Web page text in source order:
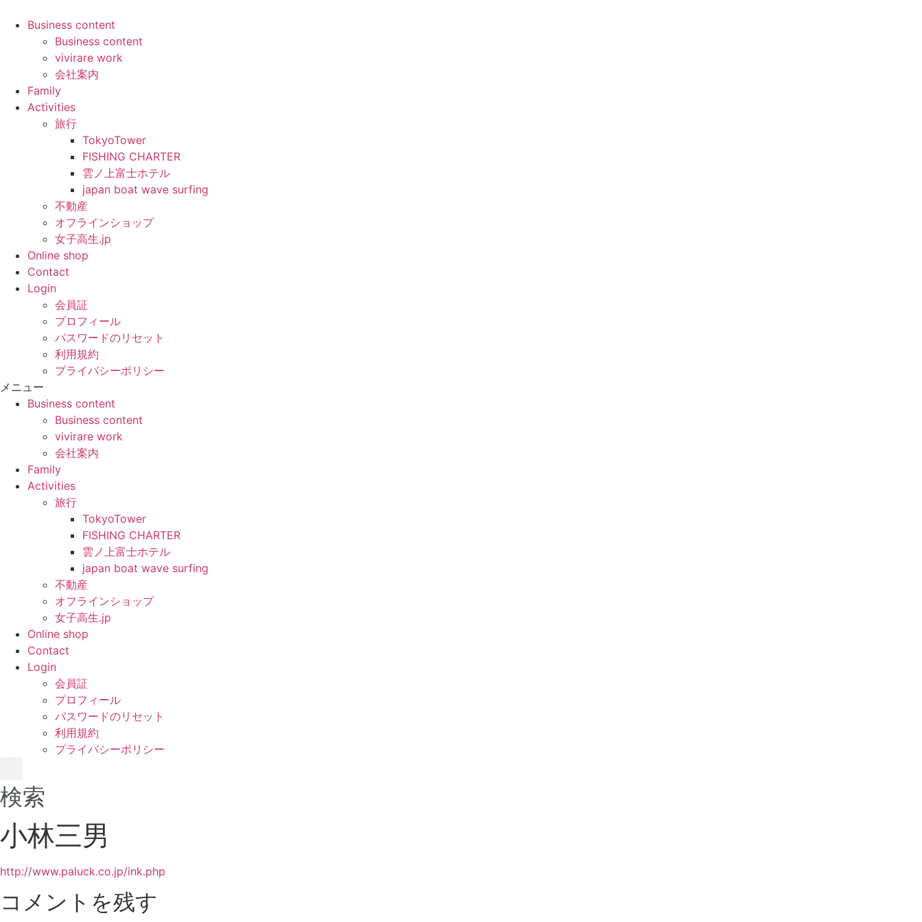
Business content
Business content
vivirare work
会社案内
Family
Activities
旅行
TokyoTower
FISHING CHARTER
雲ノ上富士ホテル
japan boat wave surfing
不動産
オフラインショップ
女子高生.jp
Online shop
Contact
Login
会員証
プロフィール
パスワードのリセット
利用規約
プライバシーポリシー
メニュー
Business content
Business content
vivirare work
会社案内
Family
Activities
旅行
TokyoTower
FISHING CHARTER
雲ノ上富士ホテル
japan boat wave surfing
不動産
オフラインショップ
女子高生.jp
Online shop
Contact
Login
会員証
プロフィール
パスワードのリセット
利用規約
プライバシーポリシー
検索
小林三男
http://www.paluck.co.jp/ink.php
コメントを残す